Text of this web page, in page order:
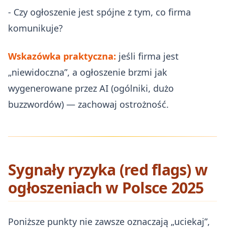
- Czy ogłoszenie jest spójne z tym, co firma
komunikuje?
Wskazówka praktyczna: jeśli firma jest
„niewidoczna”, a ogłoszenie brzmi jak
wygenerowane przez AI (ogólniki, dużo
buzzwordów) — zachowaj ostrożność.
Sygnały ryzyka (red flags) w
ogłoszeniach w Polsce 2025
Poniższe punkty nie zawsze oznaczają „uciekaj”,